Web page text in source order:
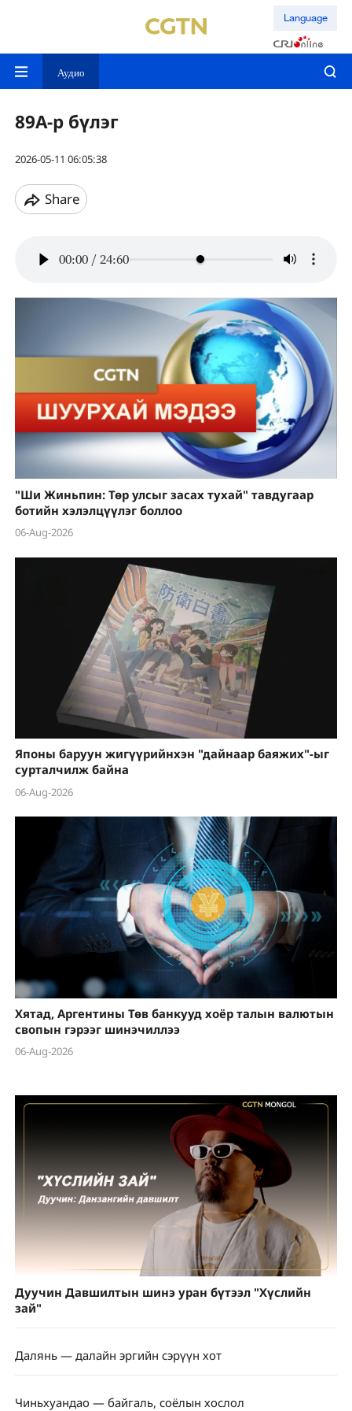
Language
Аудио
89A-р бүлэг
2026-05-11 06:05:38
Share
00:00 / 24:60
"Ши Жиньпин: Төр улсыг засах тухай" тавдугаар
ботийн хэлэлцүүлэг боллоо
06-Aug-2026
Японы баруун жигүүрийнхэн "дайнаар баяжих"-ыг
сурталчилж байна
06-Aug-2026
Хятад, Аргентины Төв банкууд хоёр талын валютын
свопын гэрээг шинэчиллээ
06-Aug-2026
Дуучин Давшилтын шинэ уран бүтээл "Хүслийн
зай"
Далянь — далайн эргийн сэрүүн хот
Чиньхуандао — байгаль, соёлын хослол